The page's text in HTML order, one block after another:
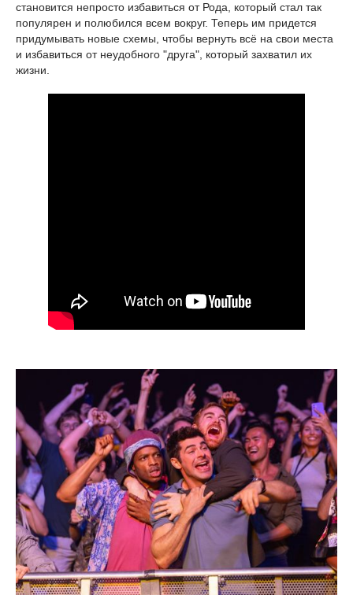
становится непросто избавиться от Рода, который стал так
популярен и полюбился всем вокруг. Теперь им придется
придумывать новые схемы, чтобы вернуть всё на свои места
и избавиться от неудобного "друга", который захватил их
жизни.